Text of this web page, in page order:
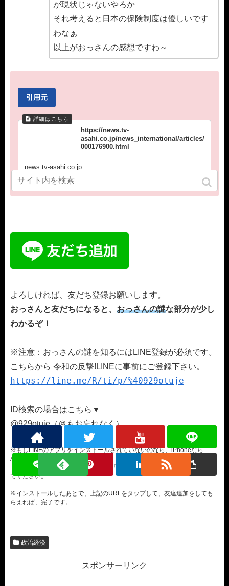
が現状じゃないやろか
それ考えると日本の保険制度は優しいです
わなぁ
以上がおっさんの感想ですわ～
引用元
https://news.tv-
asahi.co.jp/news_international/articles/
000176900.html
news.tv-asahi.co.jp
よろしければ、友だち登録お願いします。
おっさんと友だちになると、 おっさんの謎な部分が少し
わかるぞ！
※注意：おっさんの謎を知るにはLINE登録が必須です。
こちらから 令和の反撃!LINEに事前にご登録下さい。
https://line.me/R/ti/p/%40929otuje
ID検索の場合はこちら▼
@929otuje（＠もお忘れなく）
※もしLINEのアプリをインストールされていないのなら、iPhoneなら
AppleStore、
Androidなら、google play storeで「LINE」と検索して、インストールし
てください。
※インストールしたあとで、上記のURLをタップして、友達追加をしても
らえれば、完了です。
政治経済
スポンサーリンク